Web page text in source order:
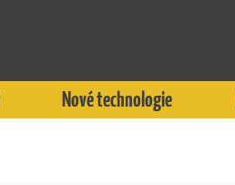
Nové technologie